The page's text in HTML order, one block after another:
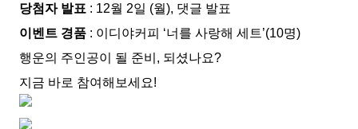
당첨자 발표 : 12월 2일 (월), 댓글 발표
이벤트 경품 : 이디야커피 ‘너를 사랑해 세트’(10명)
행운의 주인공이 될 준비, 되셨나요?
지금 바로 참여해보세요!